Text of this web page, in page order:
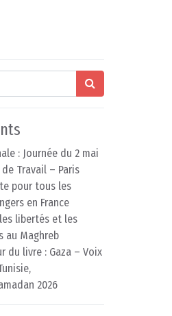
: Journée du 2 mai
Travail – Paris
pour tous les
en France
libertés et les
au Maghreb
du livre : Gaza – Voix
2026